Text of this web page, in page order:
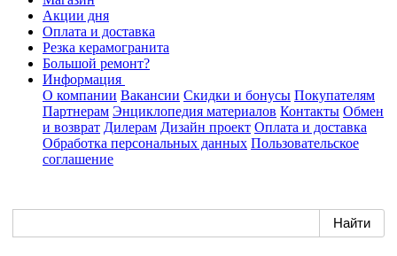
Акции дня
Оплата и доставка
Резка керамогранита
Большой ремонт?
Информация
О компании Вакансии Скидки и бонусы Покупателям
Партнерам Энциклопедия материалов Контакты Обмен
и возврат Дилерам Дизайн проект Оплата и доставка
Обработка персональных данных Пользовательское
соглашение